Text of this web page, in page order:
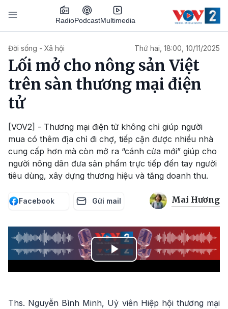
Nhảy đến nội dung
RadioPodcastMultimedia
Đời sống - Xã hội Thứ hai, 18:00, 10/11/2025
Lối mở cho nông sản Việt
trên sàn thương mại điện
tử
[VOV2] - Thương mại điện tử không chỉ giúp người
mua có thêm địa chỉ đi chợ, tiếp cận được nhiều nhà
cung cấp hơn mà còn mở ra “cánh cửa mới” giúp cho
người nông dân đưa sản phẩm trực tiếp đến tay người
tiêu dùng, xây dựng thương hiệu và tăng doanh thu.
Facebook Gửi mail Mai Hương
Play
Ths. Nguyễn Bình Minh, Uỷ viên Hiệp hội thương mại